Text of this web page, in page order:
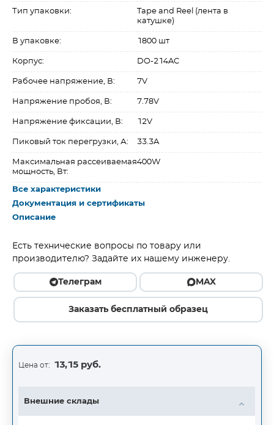
Тип упаковки:
Tape and Reel (лента в
катушке)
В упаковке: 1800 шт
Корпус: DO-214AC
Рабочее напряжение, В: 7V
Напряжение пробоя, В: 7.78V
Напряжение фиксации, В: 12V
Пиковый ток перегрузки, А: 33.3A
Максимальная рассеиваемая
мощность, Вт:
400W
Все характеристики
Документация и сертификаты
Описание
Есть технические вопросы по товару или
производителю? Задайте их нашему инженеру.
Телеграм MAX
Заказать бесплатный образец
Цена от: 13,15 руб.
Внешние склады